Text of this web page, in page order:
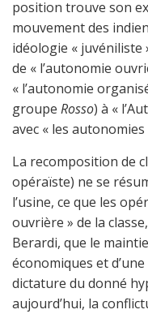
position trouve son
mouvement des
idéologie « juvéniliste
de « l’autonomie
« l’autonomie
groupe Rosso) à «
avec « les autonomies
La recomposition de
opéraïste) ne se
l’usine, ce que les
ouvrière » de la
Berardi, que le
économiques et
dictature du donné
aujourd’hui, la